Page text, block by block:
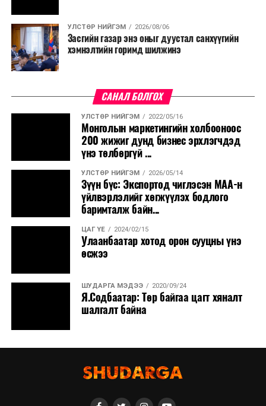
УЛСТӨР НИЙГЭМ 2026/08/06
Засгийн газар энэ оныг дуустал санхүүгийн
хэмнэлтийн горимд шилжинэ
САНАЛ БОЛГОХ
УЛСТӨР НИЙГЭМ 2022/05/16
Монголын маркетингийн холбооноос
200 жижиг дунд бизнес эрхлэгчдэд
үнэ төлбөргүй ...
УЛСТӨР НИЙГЭМ 2026/05/14
Зүүн бүс: Экспортод чиглэсэн МАА-н
үйлвэрлэлийг хөгжүүлэх бодлого
баримталж байн...
ЦАГ ҮЕ 2024/02/15
Улаанбаатар хотод орон сууцны үнэ
өсжээ
ШУДАРГА МЭДЭЭ 2020/09/24
Я.Содбаатар: Төр байгаа цагт хяналт
шалгалт байна